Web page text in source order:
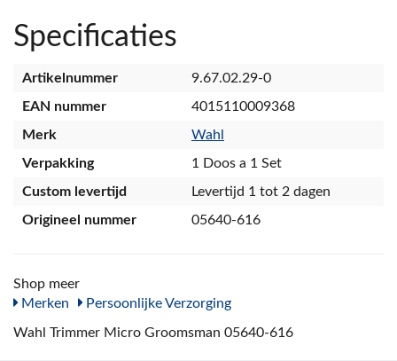
Specificaties
Artikelnummer
9.67.02.29-0
EAN nummer
4015110009368
Merk
Wahl
Verpakking
1 Doos a 1 Set
Custom levertijd
Levertijd 1 tot 2 dagen
Origineel nummer
05640-616
Shop meer
Merken
Persoonlijke Verzorging
Wahl Trimmer Micro Groomsman 05640-616